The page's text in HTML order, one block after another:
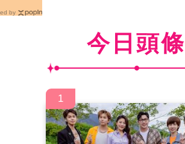
by
今日頭條
1